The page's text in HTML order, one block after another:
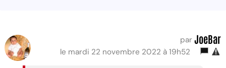
par JoeBar
le mardi 22 novembre 2022 à 19h52